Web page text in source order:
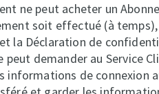
ne peut acheter un
soit effectué (à
la Déclaration de
peut demander au Service
informations de connexion